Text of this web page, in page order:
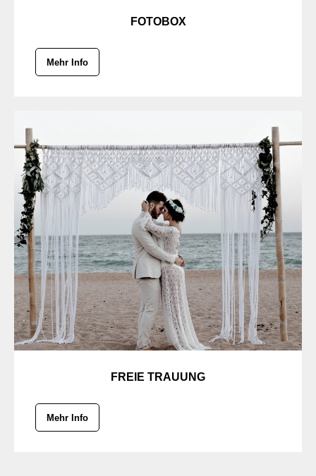
FOTOBOX
Mehr Info
FREIE TRAUUNG
Mehr Info